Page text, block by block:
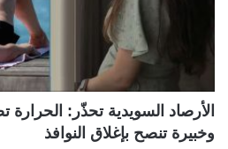
وخبيرة تنصح بإغلاق النوافذ